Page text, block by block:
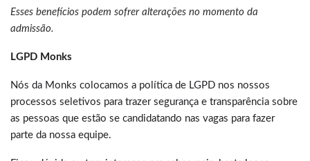
Esses benefícios podem sofrer alterações no momento da
admissão.
LGPD Monks
Nós da Monks colocamos a política de LGPD nos nossos
processos seletivos para trazer segurança e transparência sobre
as pessoas que estão se candidatando nas vagas para fazer
parte da nossa equipe.